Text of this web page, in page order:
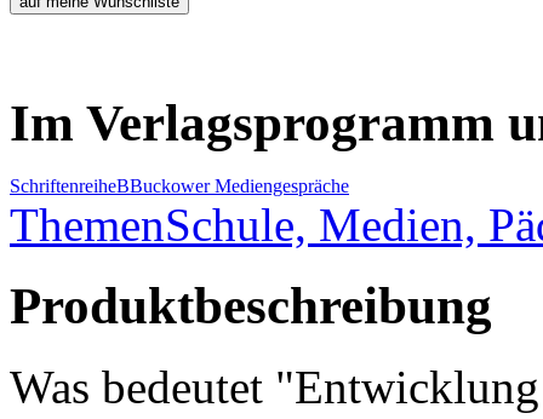
Im Verlagsprogramm
SchriftenreiheBBuckower Mediengespräche
ThemenSchule, Medien,
Produktbeschreibung
Was bedeutet